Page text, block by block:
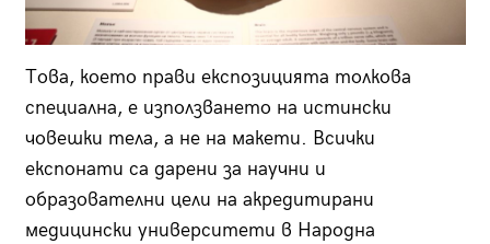
Това, което прави експозицията толкова
специална, е използването на истински
човешки тела, а не на макети. Всички
експонати са дарени за научни и
образователни цели на акредитирани
медицински университети в Народна